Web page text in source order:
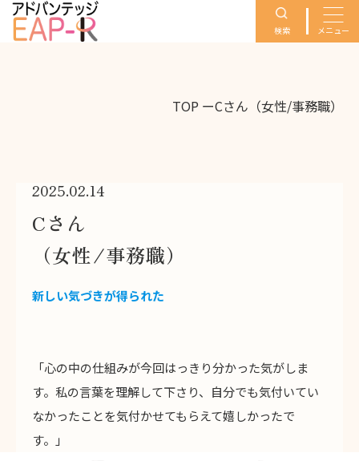
検索 メニュー
TOP ーCさん（女性/事務職）
2025.02.14
Cさん
（女性/事務職）
新しい気づきが得られた
「心の中の仕組みが今回はっきり分かった気がしま
す。私の言葉を理解して下さり、自分でも気付いてい
なかったことを気付かせてもらえて嬉しかったで
す。」